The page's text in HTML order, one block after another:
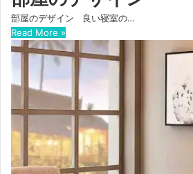
部屋のデザイン 良い寝室の…
Read More »